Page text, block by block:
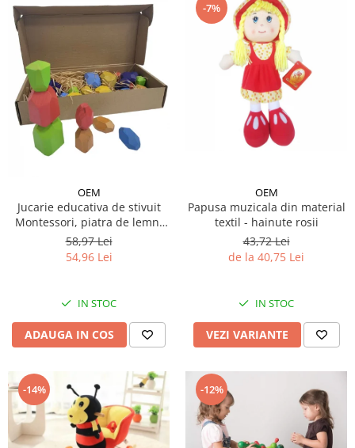
OEM
Jucarie educativa de stivuit
Montessori, piatra de lemn,
30 piese
58,97 Lei
54,96 Lei
IN STOC
ADAUGA IN COS
-7%
OEM
Papusa muzicala din material
textil - hainute rosii
43,72 Lei
de la 40,75 Lei
IN STOC
VEZI VARIANTE
-14% -12%